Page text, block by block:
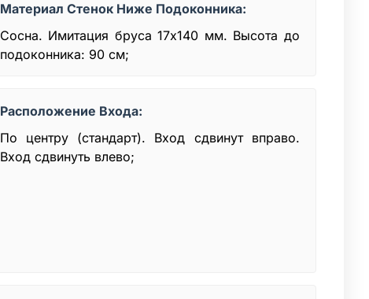
Материал Стенок Ниже Подоконника:
Сосна. Имитация бруса 17х140 мм. Высота до
подоконника: 90 см;
Расположение Входа:
По центру (стандарт). Вход сдвинут вправо.
Вход сдвинуть влево;